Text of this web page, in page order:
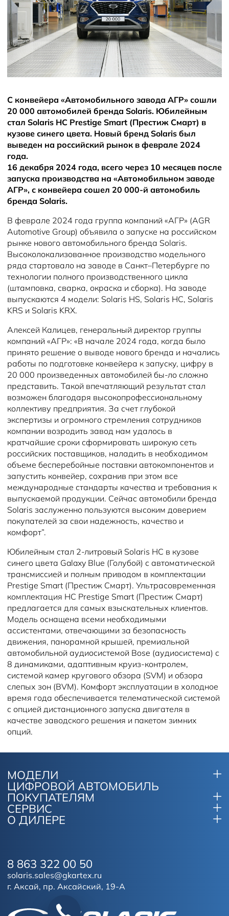
Новости
С конвейера «Автомобильного завода АГР» сошли
20 000 автомобилей бренда Solaris. Юбилейным
стал Solaris HC Prestige Smart (Престиж Смарт) в
кузове синего цвета. Новый бренд Solaris был
выведен на российский рынок в феврале 2024
года.
16 декабря 2024 года, всего через 10 месяцев после
запуска производства на «Автомобильном заводе
АГР», с конвейера сошел 20 000-й автомобиль
бренда Solaris.
В феврале 2024 года группа компаний «АГР» (AGR
Automotive Group) объявила о запуске на российском
рынке нового автомобильного бренда Solaris.
Высоколокализованное производство модельного
ряда стартовало на заводе в Санкт–Петербурге по
технологии полного производственного цикла
(штамповка, сварка, окраска и сборка). На заводе
выпускаются 4 модели: Solaris HS, Solaris HC, Solaris
KRS и Solaris KRX.
Алексей Калицев, генеральный директор группы
компаний «АГР»: «В начале 2024 года, когда было
принято решение о выводе нового бренда и начались
работы по подготовке конвейера к запуску, цифру в
20 000 произведенных автомобилей бы-ло сложно
представить. Такой впечатляющий результат стал
возможен благодаря высокопрофессиональному
коллективу предприятия. За счет глубокой
экспертизы и огромного стремления сотрудников
компании возродить завод нам удалось в
кратчайшие сроки сформировать широкую сеть
российских поставщиков, наладить в необходимом
объеме бесперебойные поставки автокомпонентов и
запустить конвейер, сохранив при этом все
международные стандарты качества и требования к
выпускаемой продукции. Сейчас автомобили бренда
Solaris заслуженно пользуются высоким доверием
покупателей за свои надежность, качество и
комфорт”.
Юбилейным стал 2-литровый Solaris HC в кузове
синего цвета Galaxy Blue (Голубой) с автоматической
трансмиссией и полным приводом в комплектации
Prestige Smart (Престиж Смарт). Ультрасовременная
комплектация HC Prestige Smart (Престиж Смарт)
предлагается для самых взыскательных клиентов.
Модель оснащена всеми необходимыми
ассистентами, отвечающими за безопасность
движения, панорамной крышей, премиальной
автомобильной аудиосистемой Bose (аудиосистема) с
8 динамиками, адаптивным круиз-контролем,
системой камер кругового обзора (SVM) и обзора
слепых зон (BVM). Комфорт эксплуатации в холодное
время года обеспечивается телематической системой
с опцией дистанционного запуска двигателя в
качестве заводского решения и пакетом зимних
опций.
МОДЕЛИ
ЦИФРОВОЙ АВТОМОБИЛЬ
ПОКУПАТЕЛЯМ
СЕРВИС
О ДИЛЕРЕ
г. Аксай, пр. Аксайский, 19-А
8 863 322 00 50
solaris.sales@gkartex.ru